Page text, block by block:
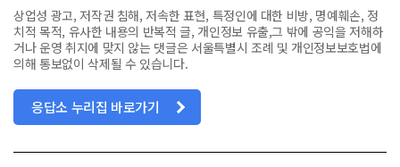
상업성 광고, 저작권 침해, 저속한 표현, 특정인에 대한 비방, 명예훼손, 정
치적 목적, 유사한 내용의 반복적 글, 개인정보 유출,그 밖에 공익을 저해하
거나 운영 취지에 맞지 않는 댓글은 서울특별시 조례 및 개인정보보호법에
의해 통보없이 삭제될 수 있습니다.
응답소 누리집 바로가기